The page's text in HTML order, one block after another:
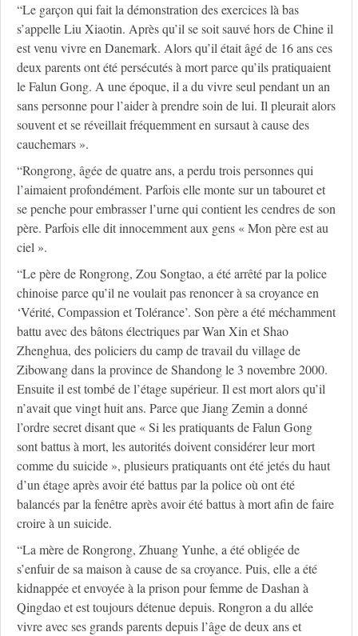
“Le garçon qui fait la démonstration des exercices là bas
s’appelle Liu Xiaotin. Après qu’il se soit sauvé hors de Chine il
est venu vivre en Danemark. Alors qu’il était âgé de 16 ans ces
deux parents ont été persécutés à mort parce qu’ils pratiquaient
le Falun Gong. A une époque, il a du vivre seul pendant un an
sans personne pour l’aider à prendre soin de lui. Il pleurait alors
souvent et se réveillait fréquemment en sursaut à cause des
cauchemars ».
“Rongrong, âgée de quatre ans, a perdu trois personnes qui
l’aimaient profondément. Parfois elle monte sur un tabouret et
se penche pour embrasser l’urne qui contient les cendres de son
père. Parfois elle dit innocemment aux gens « Mon père est au
ciel ».
“Le père de Rongrong, Zou Songtao, a été arrêté par la police
chinoise parce qu’il ne voulait pas renoncer à sa croyance en
‘Vérité, Compassion et Tolérance’. Son père a été méchamment
battu avec des bâtons électriques par Wan Xin et Shao
Zhenghua, des policiers du camp de travail du village de
Zibowang dans la province de Shandong le 3 novembre 2000.
Ensuite il est tombé de l’étage supérieur. Il est mort alors qu’il
n’avait que vingt huit ans. Parce que Jiang Zemin a donné
l’ordre secret disant que « Si les pratiquants de Falun Gong
sont battus à mort, les autorités doivent considérer leur mort
comme du suicide », plusieurs pratiquants ont été jetés du haut
d’un étage après avoir été battus par la police où ont été
balancés par la fenêtre après avoir été battus à mort afin de faire
croire à un suicide.
“La mère de Rongrong, Zhuang Yunhe, a été obligée de
s’enfuir de sa maison à cause de sa croyance. Puis, elle a été
kidnappée et envoyée à la prison pour femme de Dashan à
Qingdao et est toujours détenue depuis. Rongron a du allée
vivre avec ses grands parents depuis l’âge de deux ans et